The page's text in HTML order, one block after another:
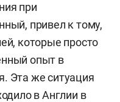
при
привел к тому,
которые просто
опыт в
Эта же ситуация
в Англии в